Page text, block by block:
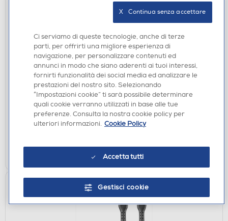
CELLULARLINE - Cavo 5A da USB-C a USB-C da
200 cm-Nero
€ 16,99
Acquisto online:disponibile
Ritiro in negozio:non disponibile
Ci serviamo di queste tecnologie, anche di terze
parti, per offrirti una migliore esperienza di
navigazione, per personalizzare contenuti ed
annunci in modo che siano aderenti ai tuoi interessi,
fornirti funzionalità dei social media ed analizzare le
prestazioni del nostro sito. Selezionando
“Impostazioni cookie” ti sarà possibile determinare
quali cookie verranno utilizzati in base alle tue
preferenze. Consulta la nostra cookie policy per
ulteriori informazioni. Cookie Policy
Accetta tutti
Gestisci cookie
X   Continua senza accettare